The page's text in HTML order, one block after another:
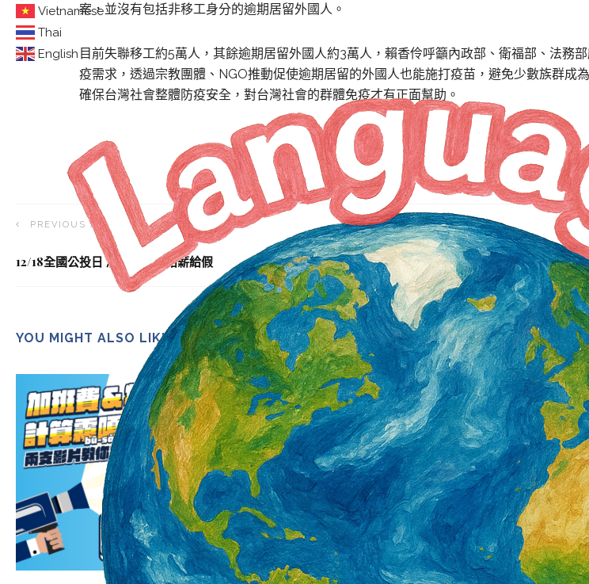
Vietnamese
Thai
English
案，並沒有包括非移工身分的逾期居留外國人。
目前失聯移工約5萬人，其餘逾期居留外國人約3萬人，賴香伶呼籲內政部、衛福部、法務
疫需求，透過宗教團體、NGO推動促使逾期居留的外國人也能施打疫苗，避免少數族群成
確保台灣社會整體防疫安全，對台灣社會的群體免疫才有正面幫助。
PREVIOUS ARTICLE
12/18全國公投日 雇主應依法給薪給假 台北市辦理
YOU MIGHT ALSO LIKE